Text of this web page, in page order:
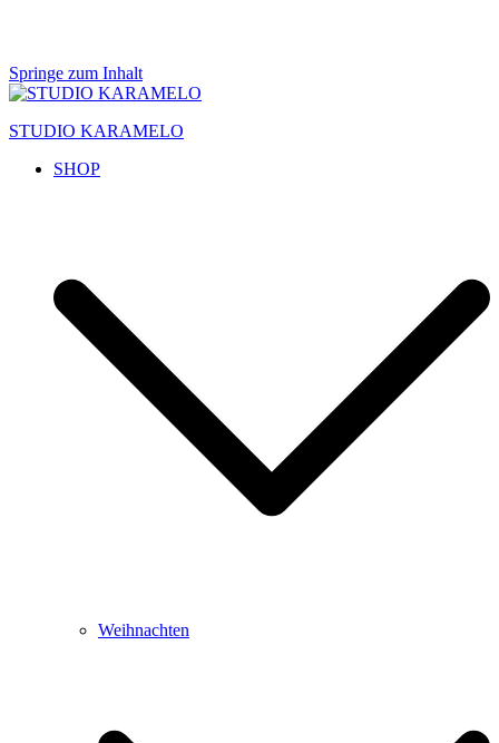
Springe zum Inhalt
STUDIO KARAMELO
SHOP
Weihnachten